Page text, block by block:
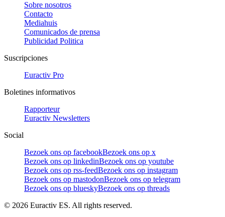
Sobre nosotros
Contacto
Mediahuis
Comunicados de prensa
Publicidad Politica
Suscripciones
Euractiv Pro
Boletines informativos
Rapporteur
Euractiv Newsletters
Social
Bezoek ons op facebookBezoek ons op x
Bezoek ons op linkedinBezoek ons op youtube
Bezoek ons op rss-feedBezoek ons op instagram
Bezoek ons op mastodonBezoek ons op telegram
Bezoek ons op blueskyBezoek ons op threads
© 2026 Euractiv ES. All rights reserved.